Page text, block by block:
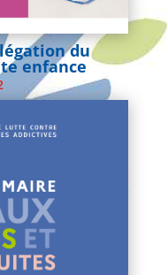
du
enfance